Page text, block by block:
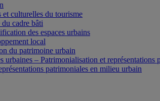
culturelles du tourisme
cadre bâti
des espaces urbains
local
du patrimoine urbain
urbaines – Patrimonialisation et
patrimoniales en milieu urbain